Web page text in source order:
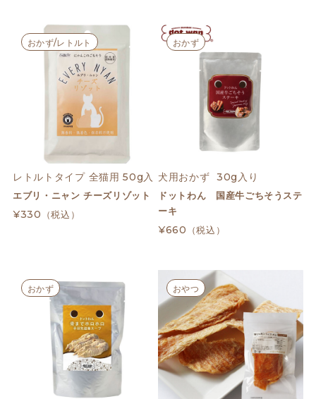
おかず/レトルト
レトルトタイプ 全猫用 50g入
エブリ・ニャン チーズリゾット
¥330 （税込）
おかず
犬用おかず  30g入り
ドットわん 国産牛ごちそうステ
ーキ
¥660 （税込）
おかず おやつ